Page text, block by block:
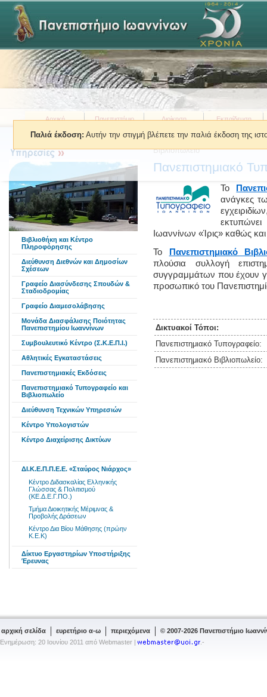
Παλιά έκδοση: Αυτήν την στιγμή βλέπετε την παλιά έκδοση της
Αρχική Πανεπιστήμιο Διοίκηση Εκπαίδευση
Βρίσκεστε εδώ:» Υπηρεσίες »
Βιβλιοπωλείο
Πανεπιστημιακό
Το
ανάγκες
Ιωαννίνων «Ίρις» καθώς
Το
Πανεπιστημιακό
πλούσια συλλογή
συγγραμμάτων που έχουν
προσωπικό του
Δικτυακοί Τόποι:
Πανεπιστημιακό Τυπογραφείο:
Πανεπιστημιακό Βιβλιοπωλείο:
Βιβλιοθήκη και Κέντρο
Πληροφόρησης
Διεύθυνση Διεθνών και Δημοσίων
Σχέσεων
Γραφείο Διασύνδεσης Σπουδών &
Σταδιοδρομίας
Γραφείο Διαμεσολάβησης
Μονάδα Διασφάλισης Ποιότητας
Πανεπιστημίου Ιωαννίνων
Συμβουλευτικό Κέντρο (Σ.Κ.Ε.Π.Ι.)
Aθλητικές Eγκαταστάσεις
Πανεπιστημιακές Εκδόσεις
Πανεπιστημιακό Τυπογραφείο και
Βιβλιοπωλείο
Διεύθυνση Τεχνικών Υπηρεσιών
Κέντρο Υπολογιστών
Κέντρο Διαχείρισης Δικτύων
ΔΙ.Κ.Ε.Π.Π.Ε.Ε. «Σταύρος Νιάρχος»
Κέντρο Διδασκαλίας Ελληνικής
Γλώσσας & Πολιτισμού
(ΚΕ.Δ.Ε.Γ.ΠΟ.)
Τμήμα Διοικητικής Μέριμνας &
Προβολής Δράσεων
Κέντρο Δια Βίου Μάθησης (πρώην
Κ.Ε.Κ)
Δίκτυο Εργαστηρίων Υποστήριξης
Έρευνας
αρχική σελίδα ευρετήριο α-ω περιεχόμενα
© 2007-2026 Πανεπιστήμιο
Ενημέρωση: 20 Ιουνίου 2011 από Webmaster |
.-